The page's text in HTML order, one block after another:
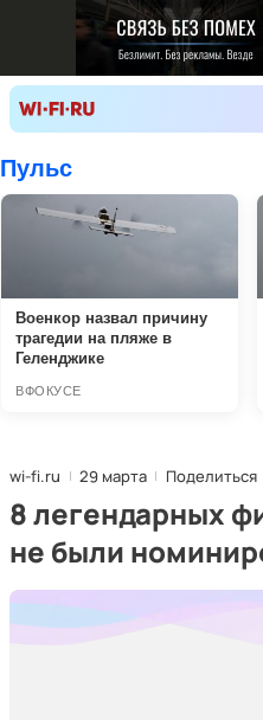
wi-fi.ru 29 марта Поделиться
8 легендарных
не были